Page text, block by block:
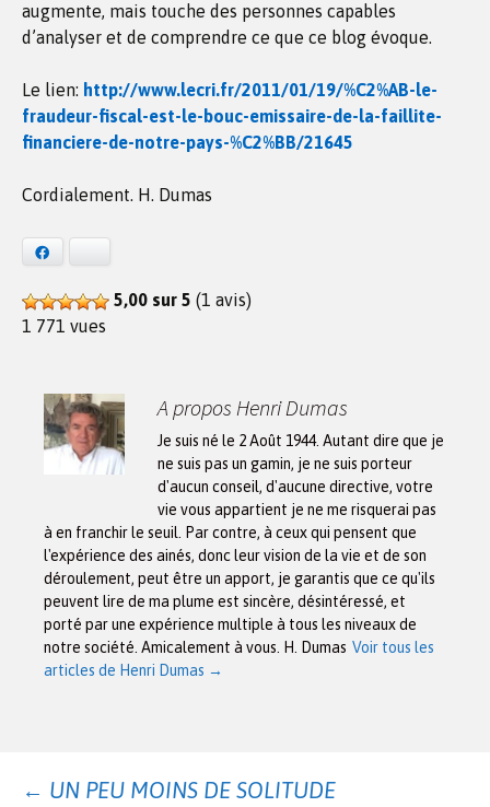
augmente, mais touche des personnes capables
d’analyser et de comprendre ce que ce blog évoque.
Le lien: http://www.lecri.fr/2011/01/19/%C2%AB-le-
fraudeur-fiscal-est-le-bouc-emissaire-de-la-faillite-
financiere-de-notre-pays-%C2%BB/21645
Cordialement. H. Dumas
5,00 sur 5 (1 avis)
1 771 vues
A propos Henri Dumas
Je suis né le 2 Août 1944. Autant dire que je
ne suis pas un gamin, je ne suis porteur
d'aucun conseil, d'aucune directive, votre
vie vous appartient je ne me risquerai pas
à en franchir le seuil. Par contre, à ceux qui pensent que
l'expérience des ainés, donc leur vision de la vie et de son
déroulement, peut être un apport, je garantis que ce qu'ils
peuvent lire de ma plume est sincère, désintéressé, et
porté par une expérience multiple à tous les niveaux de
notre société. Amicalement à vous. H. Dumas Voir tous les
articles de Henri Dumas →
← UN PEU MOINS DE SOLITUDE